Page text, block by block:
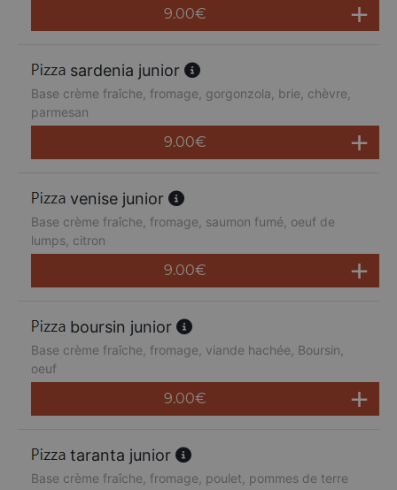
9.00€
sardenia junior
Base crème fraîche, fromage, gorgonzola, brie, chèvre,
parmesan
9.00€
venise junior
Base crème fraîche, fromage, saumon fumé, oeuf de
lumps, citron
9.00€
boursin junior
Base crème fraîche, fromage, viande hachée, Boursin,
oeuf
9.00€
taranta junior
Base crème fraîche, fromage, poulet, pommes de terre